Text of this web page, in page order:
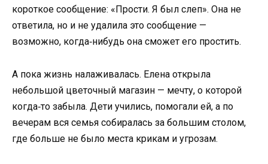
короткое сообщение: «Прости. Я был слеп». Она не
ответила, но и не удалила это сообщение —
возможно, когда‑нибудь она сможет его простить.
А пока жизнь налаживалась. Елена открыла
небольшой цветочный магазин — мечту, о которой
когда‑то забыла. Дети учились, помогали ей, а по
вечерам вся семья собиралась за большим столом,
где больше не было места крикам и угрозам.